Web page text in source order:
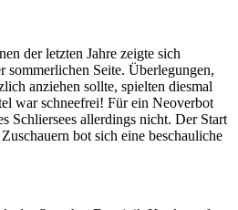
der letzten Jahre zeigte sich
sommerlichen Seite. Überlegungen,
anziehen sollte, spielten diesmal
war schneefrei! Für ein Neoverbot
Schliersees allerdings nicht. Der Start
bot sich eine beschauliche